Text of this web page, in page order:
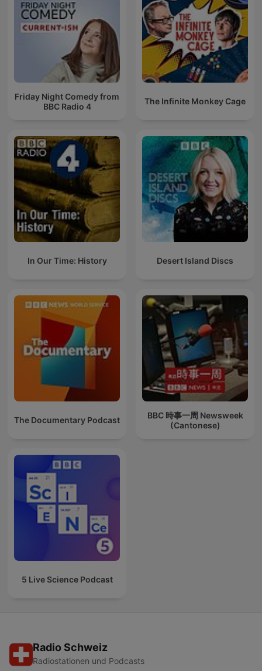
Friday Night Comedy from
BBC Radio 4
The Infinite Monkey Cage
In Our Time: History Desert Island Discs
The Documentary Podcast
BBC 時事一周 Newsweek
(Cantonese)
5 Live Science Podcast
Radio Schweiz
Radiostationen und Podcasts